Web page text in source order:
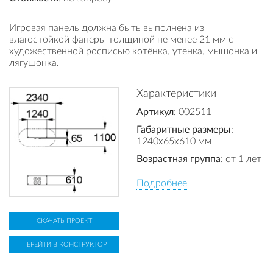
Игровая панель должна быть выполнена из
влагостойкой фанеры толщиной не менее 21 мм с
художественной росписью котёнка, утенка, мышонка и
лягушонка.
Характеристики
Артикул: 002511
Габаритные размеры:
1240x65x610 мм
Возрастная группа: от 1 лет
Подробнее
СКАЧАТЬ ПРОЕКТ
ПЕРЕЙТИ В КОНСТРУКТОР